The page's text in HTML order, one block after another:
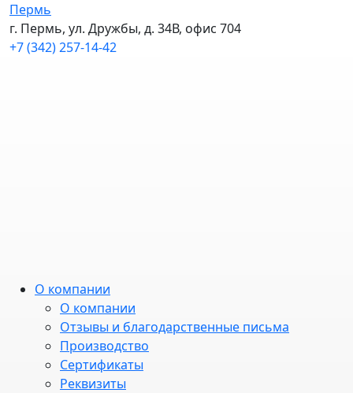
Пермь
г. Пермь, ул. Дружбы, д. 34В, офис 704
+7 (342) 257-14-42
О компании
О компании
Отзывы и благодарственные письма
Производство
Сертификаты
Реквизиты